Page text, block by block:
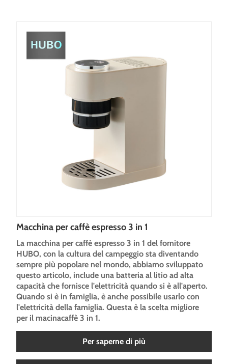
Macchina per caffè espresso 3 in 1
La macchina per caffè espresso 3 in 1 del fornitore
HUBO, con la cultura del campeggio sta diventando
sempre più popolare nel mondo, abbiamo sviluppato
questo articolo, include una batteria al litio ad alta
capacità che fornisce l'elettricità quando si è all'aperto.
Quando si è in famiglia, è anche possibile usarlo con
l'elettricità della famiglia. Questa è la scelta migliore
per il macinacaffè 3 in 1.
Per saperne di più